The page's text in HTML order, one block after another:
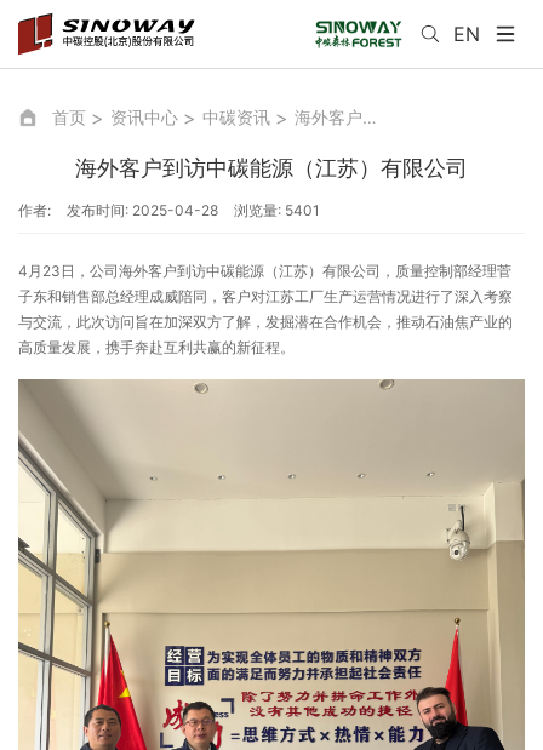
EN
首页 资讯中心 中碳资讯 海外客户到访中碳能源（江苏）有限公司
海外客户到访中碳能源（江苏）有限公司
作者: 发布时间: 2025-04-28 浏览量: 5401
4月23日，公司海外客户到访中碳能源（江苏）有限公司，质量控制部经理菅
子东和销售部总经理成威陪同，客户对江苏工厂生产运营情况进行了深入考察
与交流，此次访问旨在加深双方了解，发掘潜在合作机会，推动石油焦产业的
高质量发展，携手奔赴互利共赢的新征程。